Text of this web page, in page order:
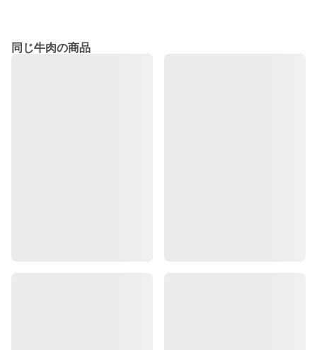
同じ牛肉の商品